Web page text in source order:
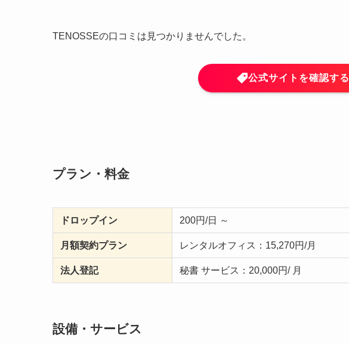
TENOSSEの口コミは見つかりませんでした。
公式サイトを確認する
プラン・料金
ドロップイン 200円/日 ～
月額契約プラン レンタルオフィス：15,270円/月
法人登記 秘書 サービス：20,000円/ 月
設備・サービス